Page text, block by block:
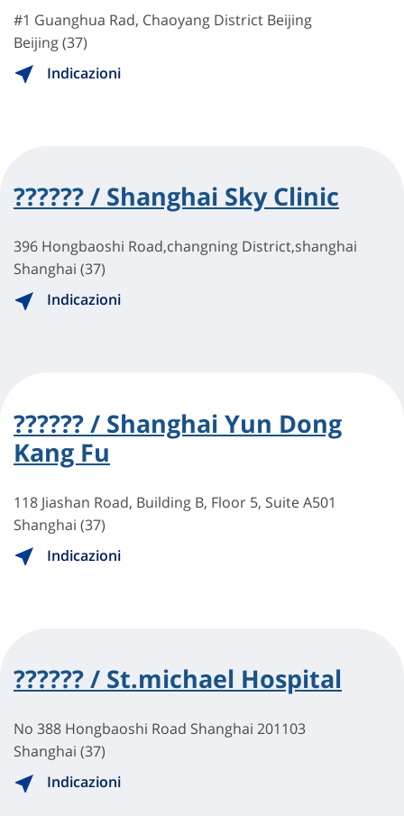
#1 Guanghua Rad, Chaoyang District Beijing
Beijing (37)
Indicazioni
?????? / Shanghai Sky Clinic
396 Hongbaoshi Road,changning District,shanghai
Shanghai (37)
Indicazioni
?????? / Shanghai Yun Dong
Kang Fu
118 Jiashan Road, Building B, Floor 5, Suite A501
Shanghai (37)
Indicazioni
?????? / St.michael Hospital
No 388 Hongbaoshi Road Shanghai 201103
Shanghai (37)
Indicazioni